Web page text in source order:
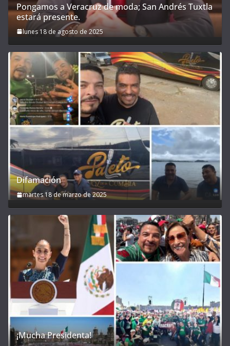
Pongamos a Veracruz de moda; San Andrés Tuxtla
estará presente.
lunes 18 de agosto de 2025
Difamación
martes 18 de marzo de 2025
¡Mucha Presidenta!